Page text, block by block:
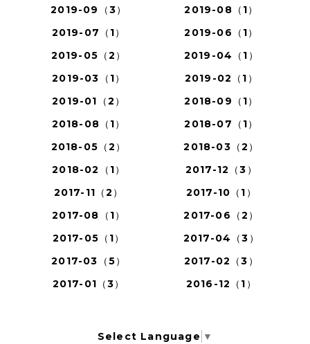
2019-09（3）
2019-08（1）
2019-07（1）
2019-06（1）
2019-05（2）
2019-04（1）
2019-03（1）
2019-02（1）
2019-01（2）
2018-09（1）
2018-08（1）
2018-07（1）
2018-05（2）
2018-03（2）
2018-02（1）
2017-12（3）
2017-11（2）
2017-10（1）
2017-08（1）
2017-06（2）
2017-05（1）
2017-04（3）
2017-03（5）
2017-02（3）
2017-01（3）
2016-12（1）
Select Language ▼